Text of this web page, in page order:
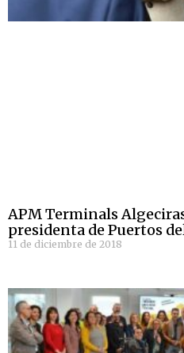
APM Terminals
presidenta de Puertos
11 de diciembre de 2018